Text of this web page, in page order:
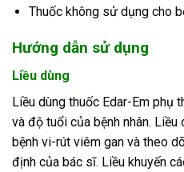
Thuốc không sử dụng cho
Hướng dẫn sử dụng
Liều dùng
Liều dùng thuốc Edar-Em phụ
và độ tuổi của bệnh nhân.
bệnh vi-rút viêm gan và theo
định của bác sĩ. Liều khuyến